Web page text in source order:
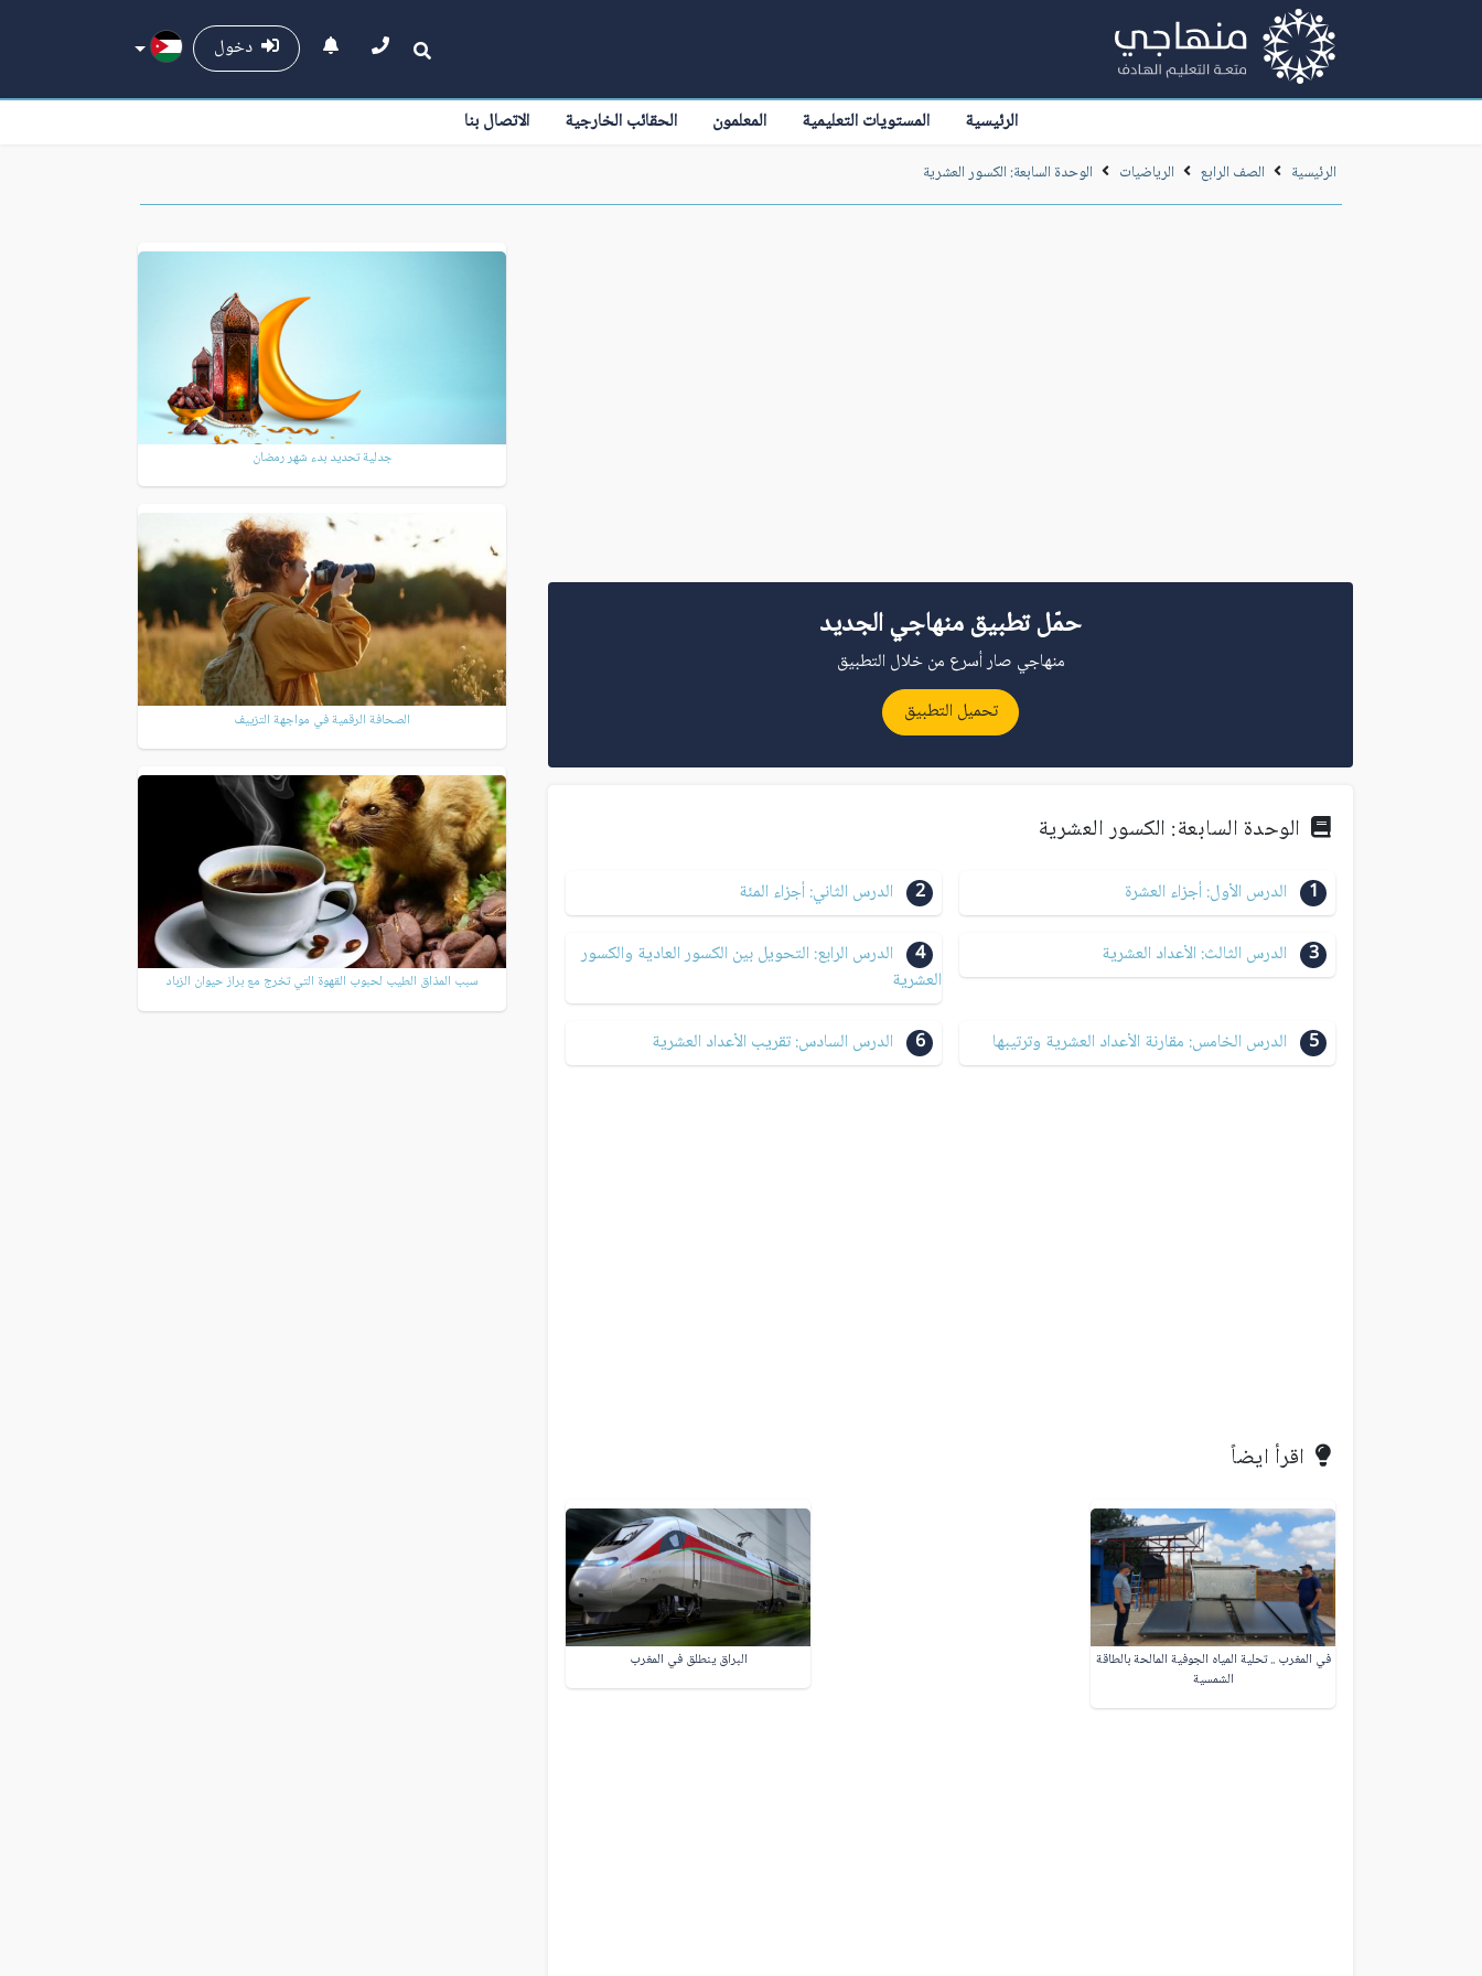
دخول
الرئيسية المستويات التعليمية المعلمون الحقائب الخارجية الاتصال بنا
الرئيسية الصف الرابع الرياضيات الوحدة السابعة: الكسور العشرية
حمّل تطبيق منهاجي الجديد
منهاجي صار أسرع من خلال التطبيق
تحميل التطبيق
الوحدة السابعة: الكسور العشرية
1 الدرس الأول: أجزاء العشرة 2 الدرس الثاني: أجزاء المئة
3 الدرس الثالث: الأعداد العشرية 4
الدرس الرابع: التحويل بين الكسور العادية والكسور
العشرية
5 الدرس الخامس: مقارنة الأعداد العشرية وترتيبها 6 الدرس السادس: تقريب الأعداد العشرية
اقرأ ايضاً
في المغرب .. تحلية المياه الجوفية المالحة بالطاقة
الشمسية
البراق ينطلق في المغرب
جدلية تحديد بدء شهر رمضان
الصحافة الرقمية في مواجهة التزييف
سبب المذاق الطيب لحبوب القهوة التي تخرج مع براز حيوان الزباد